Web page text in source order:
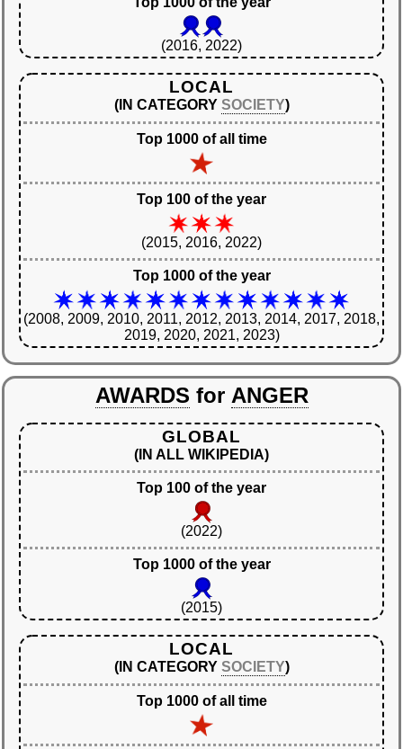
(2016, 2022)
LOCAL
(IN CATEGORY SOCIETY)
Top 1000 of all time
Top 100 of the year
(2015, 2016, 2022)
Top 1000 of the year
(2008, 2009, 2010, 2011, 2012, 2013, 2014, 2017, 2018,
2019, 2020, 2021, 2023)
AWARDS for ANGER
GLOBAL
(IN ALL WIKIPEDIA)
Top 100 of the year
(2022)
Top 1000 of the year
(2015)
LOCAL
(IN CATEGORY SOCIETY)
Top 1000 of all time